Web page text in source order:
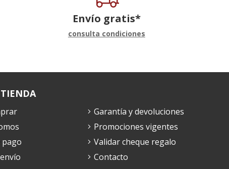
Envío gratis*
consulta condiciones
pago
Garantía y devoluciones
Promociones vigentes
Validar cheque regalo
Contacto